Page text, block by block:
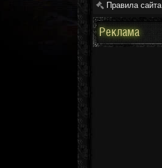
Правила сайта
Реклама